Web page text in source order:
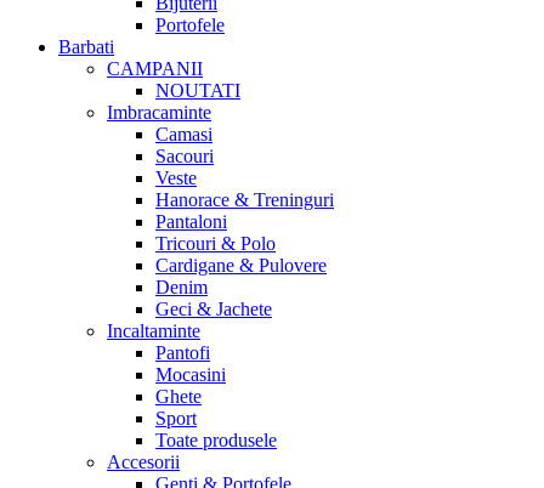
Portofele
Barbati
CAMPANII
NOUTATI
Imbracaminte
Camasi
Sacouri
Veste
Hanorace & Treninguri
Pantaloni
Tricouri & Polo
Cardigane & Pulovere
Denim
Geci & Jachete
Incaltaminte
Pantofi
Mocasini
Ghete
Sport
Toate produsele
Accesorii
Genti & Portofele